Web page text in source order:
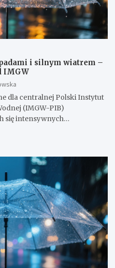
i silnym wiatrem –
IMGW
dla centralnej Polski Instytut
(IMGW-PIB)
się intensywnych…